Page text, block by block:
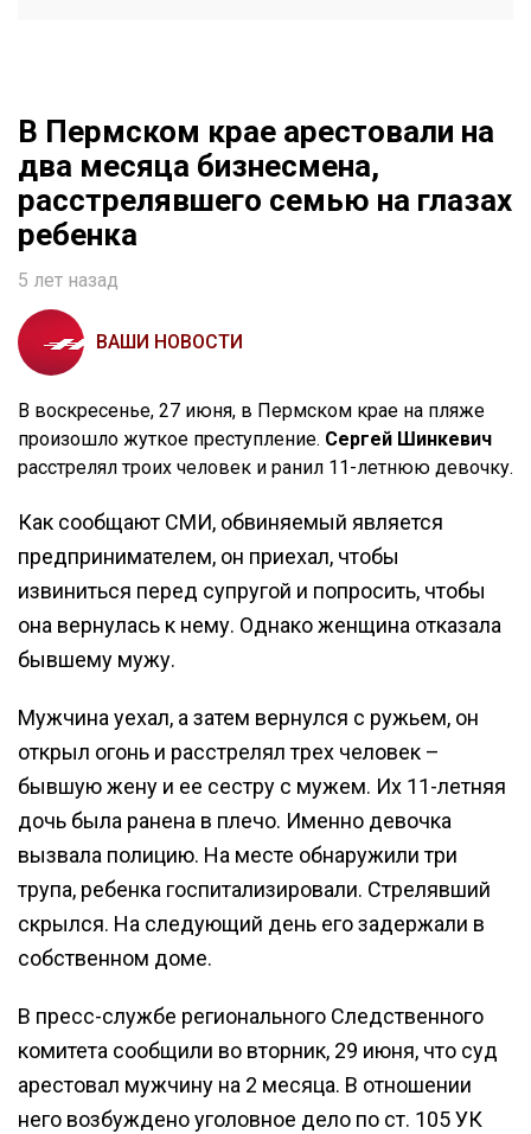
В Пермском крае арестовали на
два месяца бизнесмена,
расстрелявшего семью на глазах
ребенка
5 лет назад
ВАШИ НОВОСТИ
В воскресенье, 27 июня, в Пермском крае на пляже
произошло жуткое преступление. Сергей Шинкевич
расстрелял троих человек и ранил 11-летнюю девочку.
Как сообщают СМИ, обвиняемый является
предпринимателем, он приехал, чтобы
извиниться перед супругой и попросить, чтобы
она вернулась к нему. Однако женщина отказала
бывшему мужу.
Мужчина уехал, а затем вернулся с ружьем, он
открыл огонь и расстрелял трех человек –
бывшую жену и ее сестру с мужем. Их 11-летняя
дочь была ранена в плечо. Именно девочка
вызвала полицию. На месте обнаружили три
трупа, ребенка госпитализировали. Стрелявший
скрылся. На следующий день его задержали в
собственном доме.
В пресс-службе регионального Следственного
комитета сообщили во вторник, 29 июня, что суд
арестовал мужчину на 2 месяца. В отношении
него возбуждено уголовное дело по ст. 105 УК